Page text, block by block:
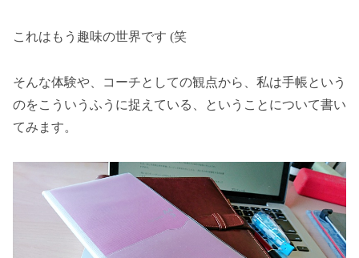
これはもう趣味の世界です (笑
そんな体験や、コーチとしての観点から、私は手帳という
のをこういうふうに捉えている、ということについて書い
てみます。